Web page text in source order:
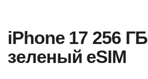
iPhone 17 256 ГБ
зеленый eSIM